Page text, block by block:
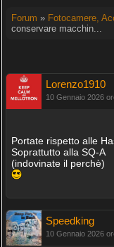
Forum » Fotocamere,
conservare macchin...
Lorenzo1910
10 Gennaio 2026
Portate rispetto alle
Soprattutto alla SQ-A
(indovinate il perchè)
Speedking
10 Gennaio 2026